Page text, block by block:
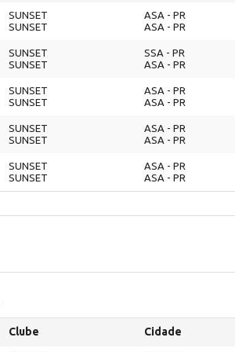
SUNSET
SUNSET
ASA - PR
ASA - PR
SUNSET
SUNSET
SSA - PR
ASA - PR
SUNSET
SUNSET
ASA - PR
ASA - PR
SUNSET
SUNSET
ASA - PR
ASA - PR
SUNSET
SUNSET
ASA - PR
ASA - PR
Clube Cidade